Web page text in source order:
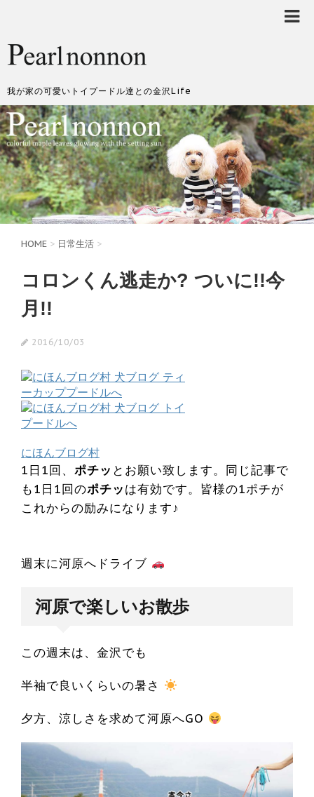
我が家の可愛いトイプードル達との金沢Life
HOME > 日常生活 >
コロンくん逃走か? ついに!!今
月!!
2016/10/03
にほんブログ村
1日1回、 ポチッ とお願い致します。同じ記事で
も1日1回のポチッは有効です。皆様の1ポチが
これからの励みになります♪
週末に河原へドライブ
河原で楽しいお散歩
この週末は、金沢でも
半袖で良いくらいの暑さ
夕方、涼しさを求めて河原へGO